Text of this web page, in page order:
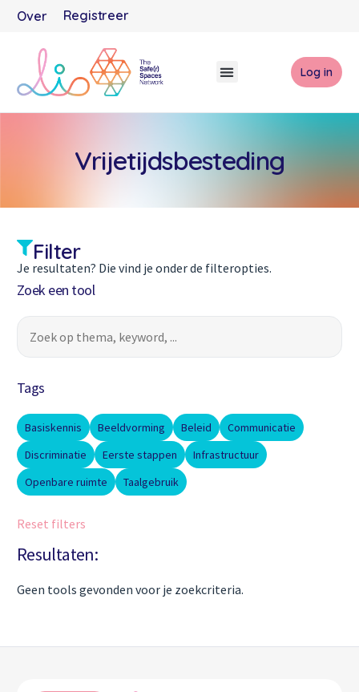
Over Registreer
Log in
Vrijetijdsbesteding
Filter
Je resultaten? Die vind je onder de filteropties.
Zoek een tool
Tags
Basiskennis Beeldvorming Beleid
Communicatie
Discriminatie
Eerste stappen
Infrastructuur
Openbare ruimte
Taalgebruik
Reset filters
Resultaten:
Geen tools gevonden voor je zoekcriteria.